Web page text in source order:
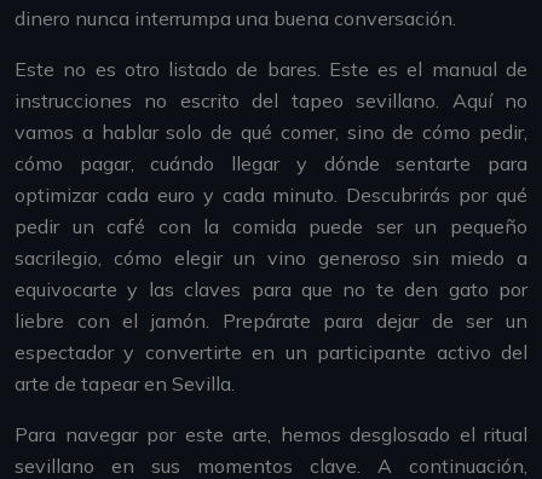
dinero nunca interrumpa una buena conversación.
Este no es otro listado de bares. Este es el manual de
instrucciones no escrito del tapeo sevillano. Aquí no
vamos a hablar solo de qué comer, sino de cómo pedir,
cómo pagar, cuándo llegar y dónde sentarte para
optimizar cada euro y cada minuto. Descubrirás por qué
pedir un café con la comida puede ser un pequeño
sacrilegio, cómo elegir un vino generoso sin miedo a
equivocarte y las claves para que no te den gato por
liebre con el jamón. Prepárate para dejar de ser un
espectador y convertirte en un participante activo del
arte de tapear en Sevilla.
Para navegar por este arte, hemos desglosado el ritual
sevillano en sus momentos clave. A continuación,